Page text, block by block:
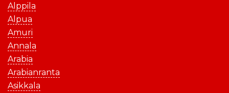
Alppila
Alpua
Amuri
Annala
Arabia
Arabianranta
Asikkala